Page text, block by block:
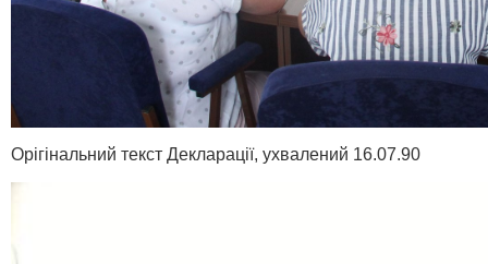
Орігінальний текст Декларації, ухвалений 16.07.90